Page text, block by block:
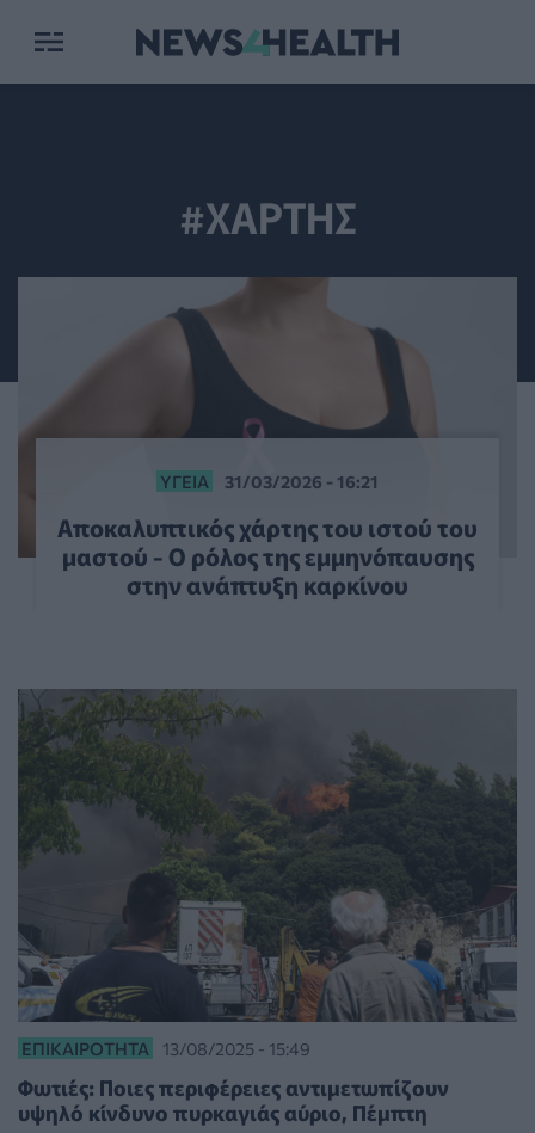
#ΧΑΡΤΗΣ
ΥΓΕΊΑ 31/03/2026 - 16:21
Αποκαλυπτικός χάρτης του ιστού του
μαστού - Ο ρόλος της εμμηνόπαυσης
στην ανάπτυξη καρκίνου
ΕΠΙΚΑΙΡΌΤΗΤΑ 13/08/2025 - 15:49
Φωτιές: Ποιες περιφέρειες αντιμετωπίζουν
υψηλό κίνδυνο πυρκαγιάς αύριο, Πέμπτη